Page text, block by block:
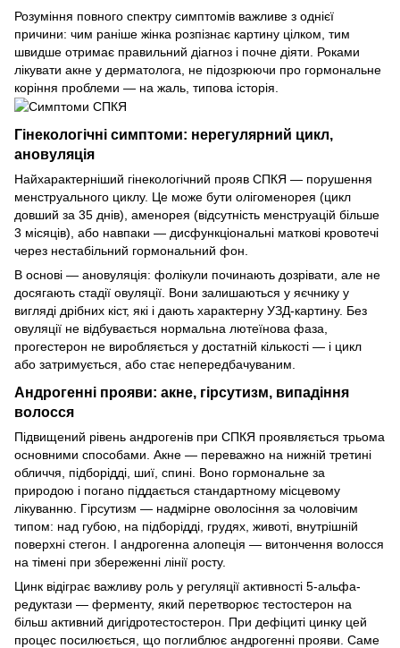
Розуміння повного спектру симптомів важливе з однієї
причини: чим раніше жінка розпізнає картину цілком, тим
швидше отримає правильний діагноз і почне діяти. Роками
лікувати акне у дерматолога, не підозрюючи про гормональне
коріння проблеми — на жаль, типова історія.
Гінекологічні симптоми: нерегулярний цикл,
ановуляція
Найхарактерніший гінекологічний прояв СПКЯ — порушення
менструального циклу. Це може бути олігоменорея (цикл
довший за 35 днів), аменорея (відсутність менструацій більше
3 місяців), або навпаки — дисфункціональні маткові кровотечі
через нестабільний гормональний фон.
В основі — ановуляція: фолікули починають дозрівати, але не
досягають стадії овуляції. Вони залишаються у яєчнику у
вигляді дрібних кіст, які і дають характерну УЗД-картину. Без
овуляції не відбувається нормальна лютеїнова фаза,
прогестерон не виробляється у достатній кількості — і цикл
або затримується, або стає непередбачуваним.
Андрогенні прояви: акне, гірсутизм, випадіння
волосся
Підвищений рівень андрогенів при СПКЯ проявляється трьома
основними способами. Акне — переважно на нижній третині
обличчя, підборідді, шиї, спині. Воно гормональне за
природою і погано піддається стандартному місцевому
лікуванню. Гірсутизм — надмірне оволосіння за чоловічим
типом: над губою, на підборідді, грудях, животі, внутрішній
поверхні стегон. І андрогенна алопеція — витончення волосся
на тімені при збереженні лінії росту.
Цинк відіграє важливу роль у регуляції активності 5-альфа-
редуктази — ферменту, який перетворює тестостерон на
більш активний дигідротестостерон. При дефіциті цинку цей
процес посилюється, що поглиблює андрогенні прояви. Саме